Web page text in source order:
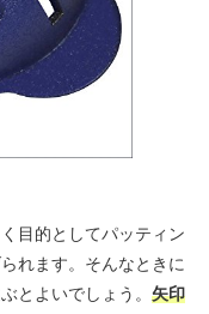
目的としてパッティン
れます。そんなときに
とよいでしょう。 矢印